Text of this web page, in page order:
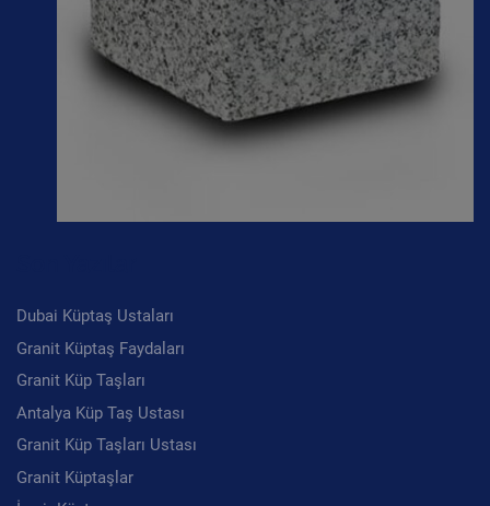
Dubai Küptaş Ustaları
Granit Küptaş Faydaları
Granit Küp Taşları
Antalya Küp Taş Ustası
Granit Küp Taşları Ustası
Granit Küptaşlar